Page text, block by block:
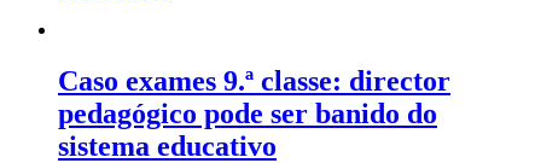
Caso exames 9.ª classe: director
pedagógico pode ser banido do
sistema educativo